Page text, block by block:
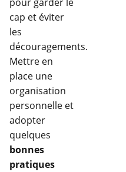
pour garder le
cap et éviter
les
découragements.
Mettre en
place une
organisation
personnelle et
adopter
quelques
bonnes
pratiques